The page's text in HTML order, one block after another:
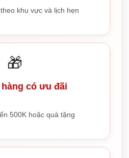
khu vực và lịch hẹn
🎁
có ưu đãi
500K hoặc quà tặng